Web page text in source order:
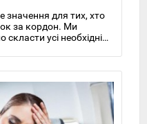
значення для тих, хто
за кордон. Ми
усі необхідні